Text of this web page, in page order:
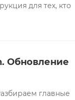
для тех, кто
Обновление
главные